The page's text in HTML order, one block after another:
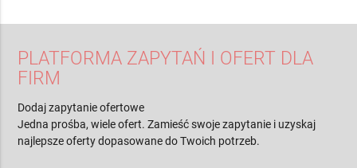
PLATFORMA ZAPYTAŃ I OFERT DLA
FIRM
Dodaj zapytanie ofertowe
Jedna prośba, wiele ofert. Zamieść swoje zapytanie i uzyskaj
najlepsze oferty dopasowane do Twoich potrzeb.